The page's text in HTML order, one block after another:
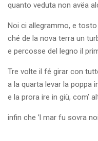
quanto veduta non avëa
Noi ci allegrammo, e
ché de la nova terra un
e percosse del legno il
Tre volte il fé girar con
a la quarta levar la poppa
e la prora ire in giù, com’
infin che ’l mar fu sovra